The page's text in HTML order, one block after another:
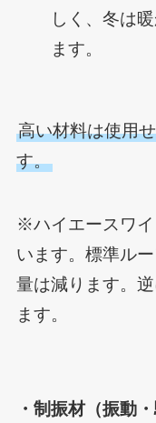
しく、冬は
ます。
高い材料は使用
す。
※ハイエースワ
います。標準ル
量は減ります。
ます。
・制振材（振動